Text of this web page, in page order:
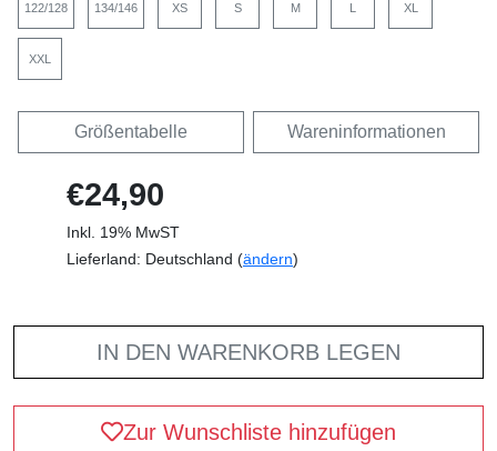
122/128 134/146 XS S M XL
XXL
Größentabelle Wareninformationen
€24,90
Inkl. 19% MwST
Lieferland: Deutschland (ändern)
IN DEN WARENKORB LEGEN
Zur Wunschliste hinzufügen